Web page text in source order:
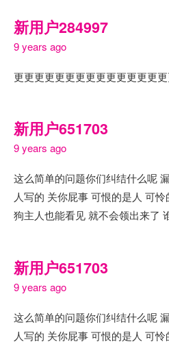
新用户284997
9 years ago
更更更更更更更更更更更更更更
新用户651703
9 years ago
这么简单的问题你们纠结什么呢
人写的 关你屁事 可恨的是人 可
狗主人也能看见 就不会领出来了
新用户651703
9 years ago
这么简单的问题你们纠结什么呢
人写的 关你屁事 可恨的是人 可